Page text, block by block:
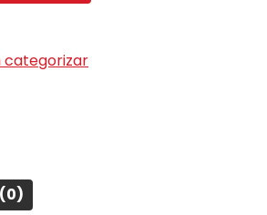
categorizar